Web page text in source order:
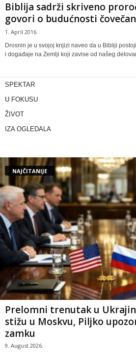
Biblija sadrži skriveno
govori o budućnosti
1. April 2016.
Drosnin je u svojoj knjizi naveo da u Bibliji
i događaje na Zemlji koji zavise od našeg
SPEKTAR
U FOKUSU
ŽIVOT
IZA OGLEDALA
NAJČITANIJE
Prelomni trenutak u
stižu u Moskvu, Piljko
zamku
9. August 2026.